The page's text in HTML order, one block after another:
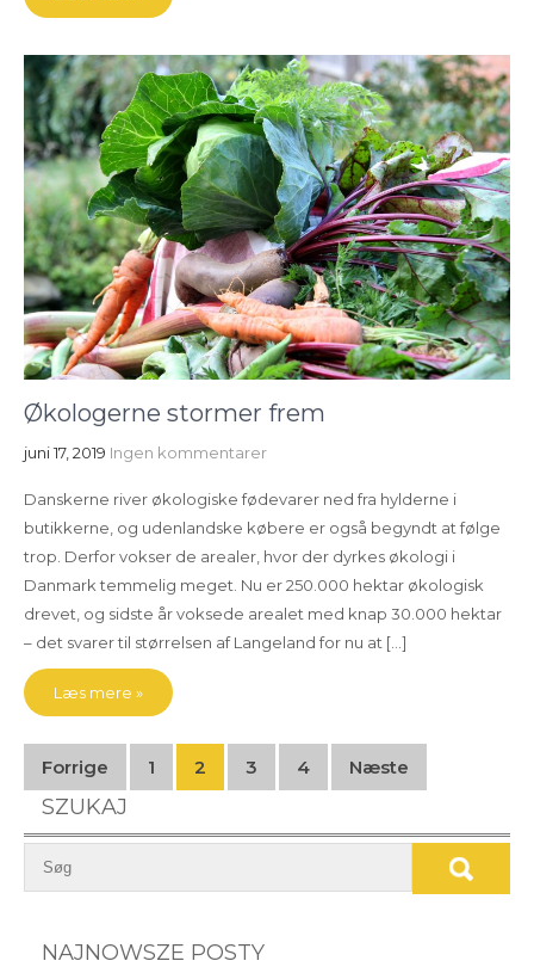
Økologerne stormer frem
juni 17, 2019 Ingen kommentarer
Danskerne river økologiske fødevarer ned fra hylderne i
butikkerne, og udenlandske købere er også begyndt at følge
trop. Derfor vokser de arealer, hvor der dyrkes økologi i
Danmark temmelig meget. Nu er 250.000 hektar økologisk
drevet, og sidste år voksede arealet med knap 30.000 hektar
– det svarer til størrelsen af Langeland for nu at […]
Læs mere »
Indlægsinddeling
Forrige 1 2 3 4 Næste
SZUKAJ
NAJNOWSZE POSTY